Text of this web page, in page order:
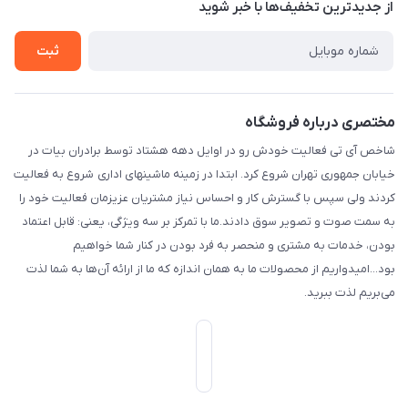
بست پنجم، پلاک: 1.0، طبقه: 3، واحد: غربی، / واحد فروش :تهران،
درباره ما
راهنما
از جدید‌ترین تخفیف‌ها با‌ خبر شوید
ثبت
مختصری درباره فروشگاه
شاخص آی تی فعالیت خودش رو در اوایل دهه هشتاد توسط برادران بیات در
خیابان جمهوری تهران شروع کرد. ابتدا در زمینه ماشینهای اداری شروع به فعالیت
کردند ولی سپس با گسترش کار و احساس نیاز مشتریان عزیزمان فعالیت خود را
به سمت صوت و تصویر سوق دادند.ما با تمرکز بر سه ویژگی، یعنی: قابل اعتماد
بودن، خدمات به مشتری و منحصر به فرد بودن در کنار شما خواهیم
بود...امیدواریم از محصولات ما به همان اندازه که ما از ارائه آن‌ها به شما لذت
می‌‌بریم لذت ببرید.